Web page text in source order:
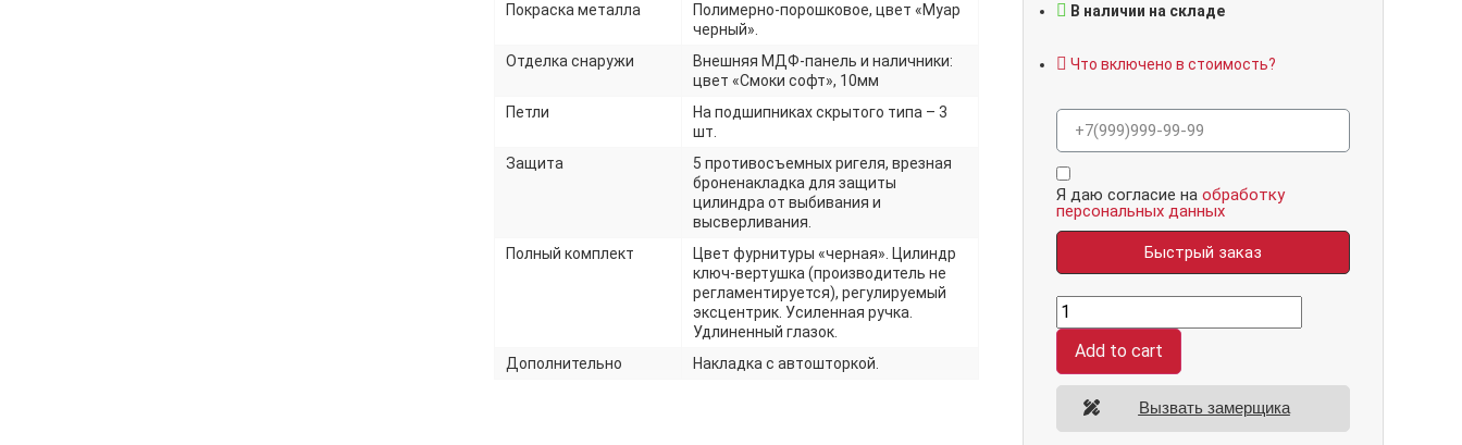
Покраска металла
Полимерно-порошковое, цвет «Муар
черный».
Отделка снаружи
Внешняя МДФ-панель и наличники:
цвет «Смоки софт», 10мм
Петли
На подшипниках скрытого типа – 3
шт.
Защита
5 противосъемных ригеля, врезная
броненакладка для защиты
цилиндра от выбивания и
высверливания.
Полный комплект
Цвет фурнитуры «черная». Цилиндр
ключ-вертушка (производитель не
регламентируется), регулируемый
эксцентрик. Усиленная ручка.
Удлиненный глазок.
Дополнительно
Накладка с автошторкой.
В наличии на складе
Что включено в стоимость?
Я даю согласие на обработку
персональных данных
Быстрый заказ
Нанорельеф,
панель
040
одна
филенка
силк
сноу
мм
Add to cart
Вызвать замерщика